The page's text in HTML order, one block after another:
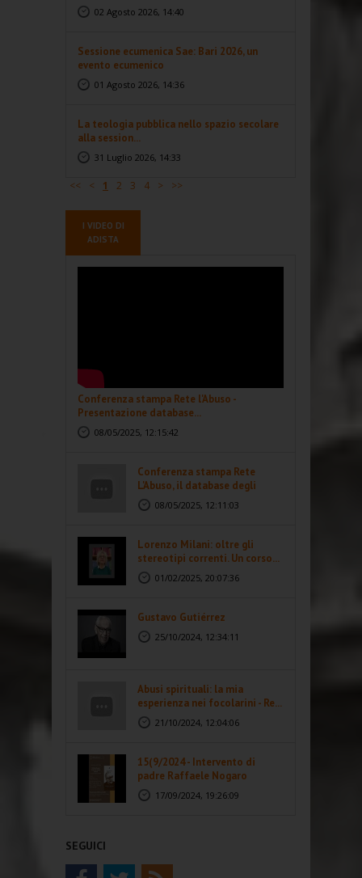
02 Agosto 2026, 14:40
Sessione ecumenica Sae: Bari 2026, un
evento ecumenico
01 Agosto 2026, 14:36
La teologia pubblica nello spazio secolare
alla session...
31 Luglio 2026, 14:33
<< < 1 2 3 4 > >>
I VIDEO DI
ADISTA
Conferenza stampa Rete l'Abuso -
Presentazione database...
08/05/2025, 12:15:42
Conferenza stampa Rete
L'Abuso, il database degli
abusi...08/05/2025, 12:11:03
Lorenzo Milani: oltre gli
stereotipi correnti. Un corso...
01/02/2025, 20:07:36
Gustavo Gutiérrez
25/10/2024, 12:34:11
Abusi spirituali: la mia
esperienza nei focolarini - Re...
21/10/2024, 12:04:06
15(9/2024 - Intervento di
padre Raffaele Nogaro
17/09/2024, 19:26:09
SEGUICI